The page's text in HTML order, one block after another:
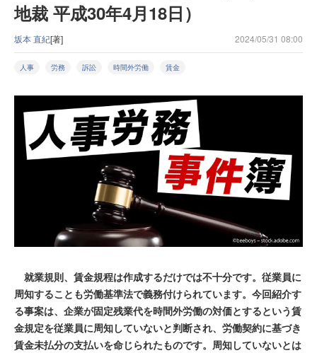
地裁 平成30年4月18日）
坂本 直紀[著] 2024/05/31 08:00
人事 労務 訴訟 時間外労働 賃金
就業規則、賃金規程は作成するだけでは不十分です。従業員に
周知することも労働基準法で義務付けられています。今回紹介す
る事案は、企業が固定残業代を時間外労働の対価とするという賃
金規定を従業員に周知していないと判断され、労働契約に基づき
賃金未払分の支払いを命じられたものです。周知していないとは